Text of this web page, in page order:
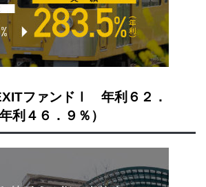
ファンドⅠ 年利６２．
利４６．９％）